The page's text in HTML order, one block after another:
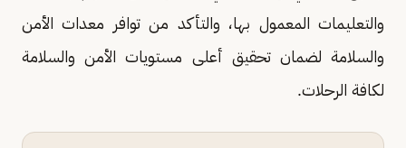
والتعليمات ​المعمول بها، والتأكد من توافر معدات ‌الأمن
⁠والسلامة لضمان تحقيق أعلى مستويات الأمن والسلامة
لكافة الرحلات.